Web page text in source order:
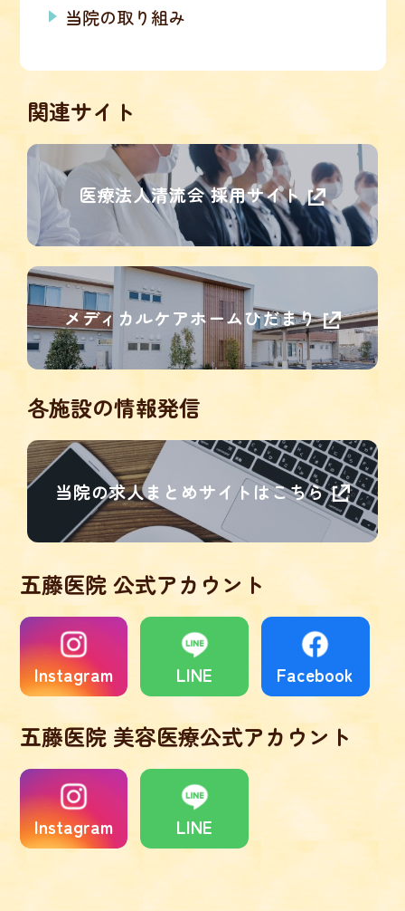
当院の取り組み
関連サイト
医療法人清流会 採用サイト
メディカルケアホームひだまり
各施設の情報発信
当院の求人まとめサイトはこちら
五藤医院 公式アカウント
Instagram LINE Facebook
五藤医院 美容医療公式アカウント
Instagram LINE